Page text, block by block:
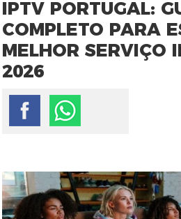
IPTV PORTUGAL:
COMPLETO PARA
MELHOR SERVIÇO
2026